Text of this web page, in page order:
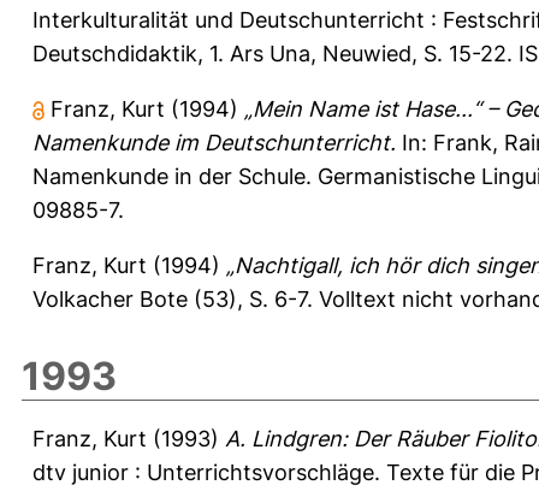
Interkulturalität und Deutschunterricht :
Deutschdidaktik, 1. Ars Una, Neuwied, S. 15-22.
Franz, Kurt (1994) „Mein Name ist Hase...“ –
Namenkunde im Deutschunterricht. In: Frank,
Namenkunde in der Schule. Germanistische
09885-7.
Franz, Kurt (1994) „Nachtigall, ich hör dich
Volkacher Bote (53), S. 6-7. Volltext nicht
1993
Franz, Kurt (1993) A. Lindgren: Der Räuber
dtv junior : Unterrichtsvorschläge. Texte für die